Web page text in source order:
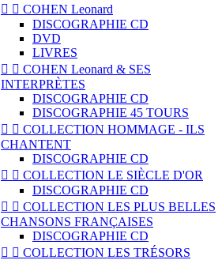
  COHEN Leonard
DISCOGRAPHIE CD
DVD
LIVRES
  COHEN Leonard & SES
INTERPRÈTES
DISCOGRAPHIE CD
DISCOGRAPHIE 45 TOURS
  COLLECTION HOMMAGE - ILS
CHANTENT
DISCOGRAPHIE CD
  COLLECTION LE SIÈCLE D'OR
DISCOGRAPHIE CD
  COLLECTION LES PLUS BELLES
CHANSONS FRANÇAISES
DISCOGRAPHIE CD
  COLLECTION LES TRÉSORS